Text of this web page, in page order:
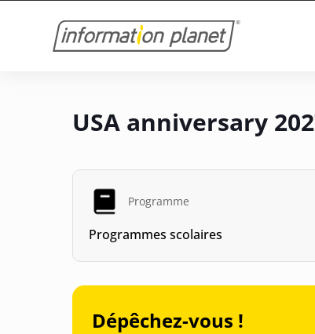
USA anniversary
Programme
Programmes scolaires
Dépêchez-vous !